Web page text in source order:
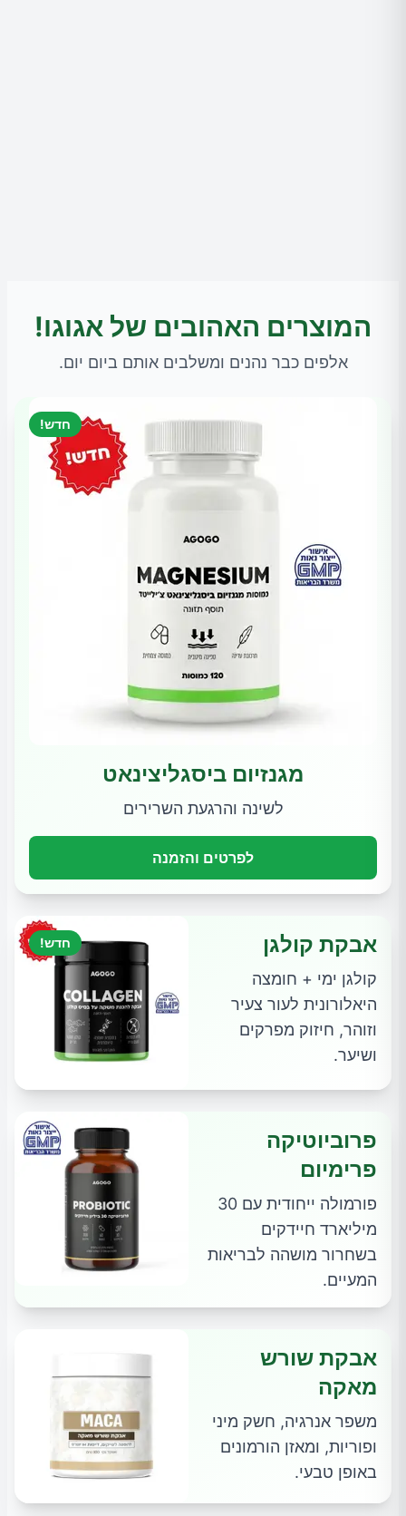
המוצרים האהובים של אגוגו!
אלפים כבר נהנים ומשלבים אותם ביום יום.
חדש!
מגנזיום ביסגליצינאט
לשינה והרגעת השרירים
לפרטים והזמנה
חדש! אבקת קולגן
קולגן ימי + חומצה
היאלורונית לעור צעיר
וזוהר, חיזוק מפרקים
ושיער.
פרוביוטיקה
פרימיום
פורמולה ייחודית עם 30
מיליארד חיידקים
בשחרור מושהה לבריאות
המעיים.
אבקת שורש
מאקה
משפר אנרגיה, חשק מיני
ופוריות, ומאזן הורמונים
באופן טבעי.